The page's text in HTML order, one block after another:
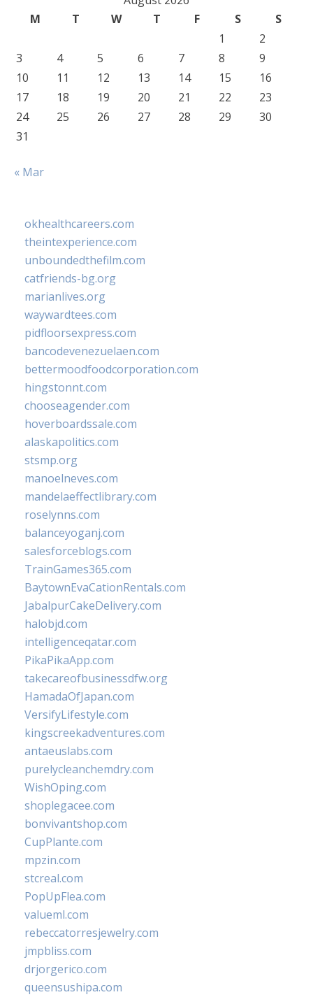
M
T W T F S
S
1
2
3
4 5 6 7 8
9
10
11 12 13 14 15
16
17
18 19 20 21 22
23
24
25 26 27 28 29
30
31
« Mar
okhealthcareers.com
theintexperience.com
unboundedthefilm.com
catfriends-bg.org
marianlives.org
waywardtees.com
pidfloorsexpress.com
bancodevenezuelaen.com
bettermoodfoodcorporation.com
hingstonnt.com
chooseagender.com
hoverboardssale.com
alaskapolitics.com
stsmp.org
manoelneves.com
mandelaeffectlibrary.com
roselynns.com
balanceyoganj.com
salesforceblogs.com
TrainGames365.com
BaytownEvaCationRentals.com
JabalpurCakeDelivery.com
halobjd.com
intelligenceqatar.com
PikaPikaApp.com
takecareofbusinessdfw.org
HamadaOfJapan.com
VersifyLifestyle.com
kingscreekadventures.com
antaeuslabs.com
purelycleanchemdry.com
WishOping.com
shoplegacee.com
bonvivantshop.com
CupPlante.com
mpzin.com
stcreal.com
PopUpFlea.com
valueml.com
rebeccatorresjewelry.com
jmpbliss.com
drjorgerico.com
queensushipa.com